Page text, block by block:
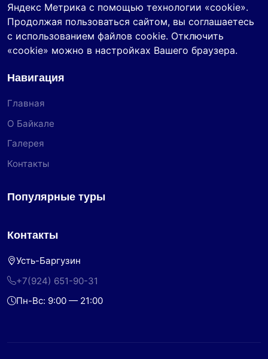
Яндекс Метрика с помощью технологии «cookie».
Продолжая пользоваться сайтом, вы соглашаетесь
с использованием файлов cookie. Отключить
«cookie» можно в настройках Вашего браузера.
Навигация
Главная
О Байкале
Галерея
Контакты
Популярные туры
Контакты
Усть-Баргузин
+7(924) 651-90-31
Пн-Вс: 9:00 — 21:00